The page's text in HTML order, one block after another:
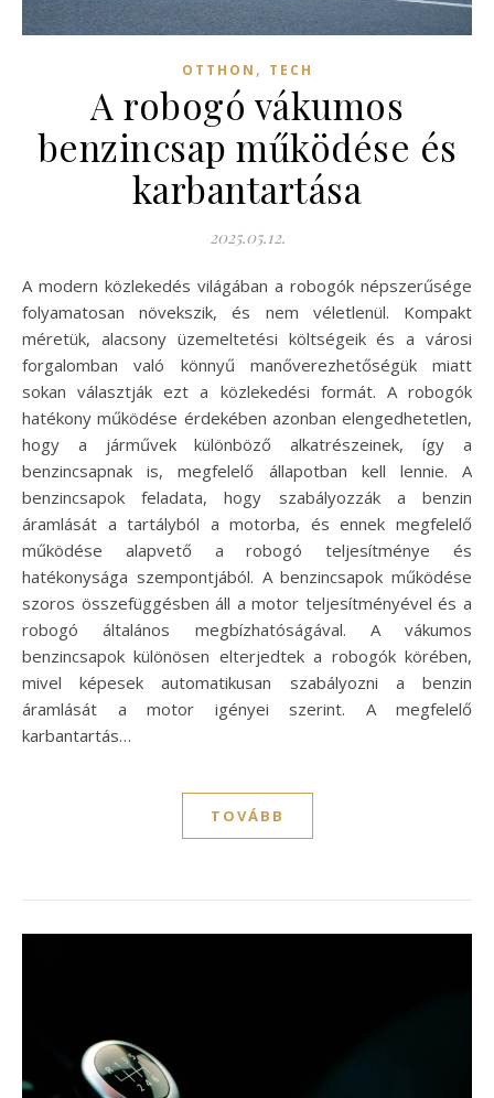
OTTHON , TECH
A robogó vákumos
benzincsap működése és
karbantartása
2025.05.12.
A modern közlekedés világában a robogók népszerűsége
folyamatosan növekszik, és nem véletlenül. Kompakt
méretük, alacsony üzemeltetési költségeik és a városi
forgalomban való könnyű manőverezhetőségük miatt
sokan választják ezt a közlekedési formát. A robogók
hatékony működése érdekében azonban elengedhetetlen,
hogy a járművek különböző alkatrészeinek, így a
benzincsapnak is, megfelelő állapotban kell lennie. A
benzincsapok feladata, hogy szabályozzák a benzin
áramlását a tartályból a motorba, és ennek megfelelő
működése alapvető a robogó teljesítménye és
hatékonysága szempontjából. A benzincsapok működése
szoros összefüggésben áll a motor teljesítményével és a
robogó általános megbízhatóságával. A vákumos
benzincsapok különösen elterjedtek a robogók körében,
mivel képesek automatikusan szabályozni a benzin
áramlását a motor igényei szerint. A megfelelő
karbantartás…
TOVÁBB